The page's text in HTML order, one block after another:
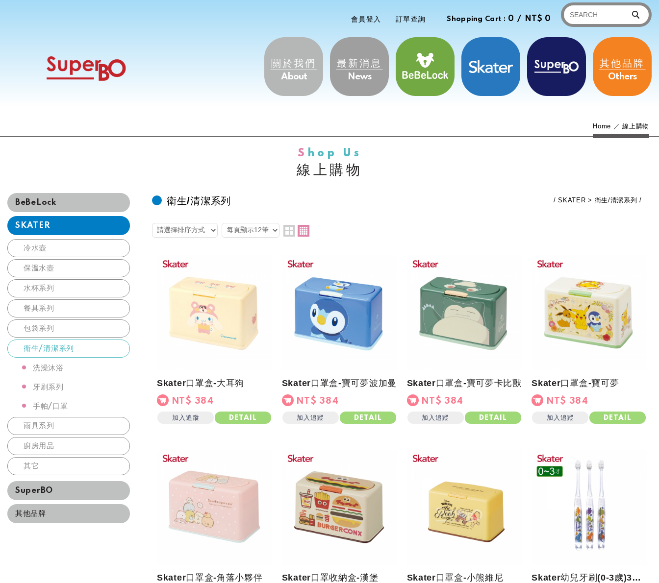
會員登入 訂單查詢 Shopping Cart : 0 / NT$ 0
About
關於我們
News
最新消息
Others
其他品牌
Home 線上購物
Shop
線上購物
BeBeLock
SKATER
冷水壺
保溫水壺
水杯系列
餐具系列
包袋系列
衛生/清潔系列
洗澡沐浴
牙刷系列
手帕/口罩
雨具系列
廚房用品
其它
SuperBO
其他品牌
SKATER 衛生/清潔系列
衛生/清潔系列
Skater口罩盒-大耳狗
NT$ 384
加入追蹤 DETAIL
Skater口罩盒-寶可夢波加曼
NT$ 384
加入追蹤 DETAIL
Skater口罩盒-寶可夢卡比獸
NT$ 384
加入追蹤 DETAIL
Skater口罩盒-寶可夢
NT$ 384
加入追蹤 DETAIL
Skater口罩盒-角落小夥伴 Skater口罩收納盒-漢堡 Skater口罩盒-小熊維尼 Skater幼兒牙刷(0-3歲)3入組-彩色恐龍